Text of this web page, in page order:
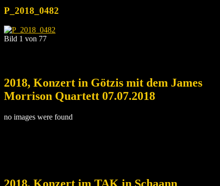
P_2018_0482
Bild 1 von 77
2018, Konzert in Götzis mit dem James
Morrison Quartett 07.07.2018
no images were found